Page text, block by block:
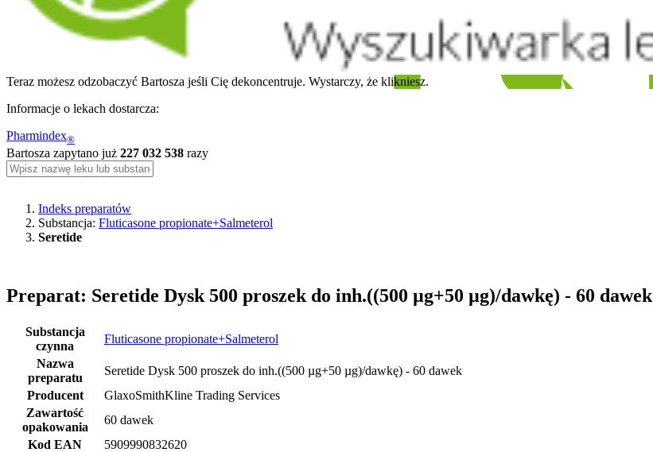
Teraz możesz odzobaczyć Bartosza jeśli Cię dekoncentruje. Wystarczy, że klikniesz.
Informacje o lekach dostarcza:
Pharmindex®
Bartosza zapytano już 227 032 538 razy
Indeks preparatów
Substancja: Fluticasone propionate+Salmeterol
Seretide
Preparat: Seretide Dysk 500 proszek do inh.((500 µg+50 µg)/dawkę) - 60 dawek
Substancja
czynna
Fluticasone propionate+Salmeterol
Nazwa
preparatu
Seretide Dysk 500 proszek do inh.((500 µg+50 µg)/dawkę) - 60 dawek
Producent
GlaxoSmithKline Trading Services
Zawartość
opakowania
60 dawek
Kod EAN
5909990832620